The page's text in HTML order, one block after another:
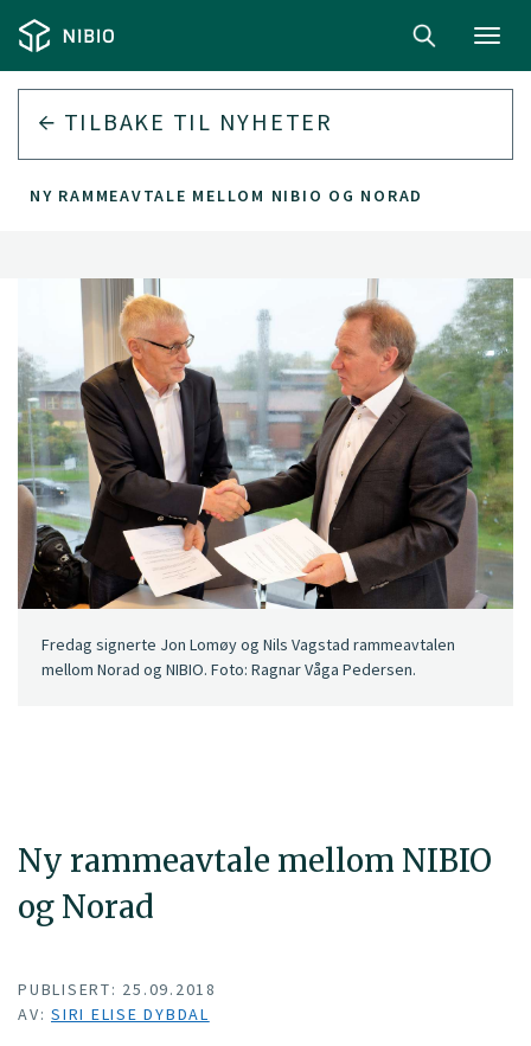
TILBAKE TIL NYHETER
NY RAMMEAVTALE MELLOM NIBIO OG NORAD
Ny rammeavtale mellom NIBIO
og Norad
Fredag signerte Jon Lomøy og Nils Vagstad rammeavtalen
mellom Norad og NIBIO. Foto: Ragnar Våga Pedersen.
PUBLISERT: 25.09.2018
AV: SIRI ELISE DYBDAL